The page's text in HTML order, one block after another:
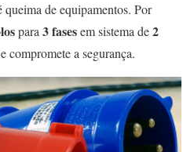
de equipamentos. Por
para3 fasesem sistema de2
compromete a segurança.